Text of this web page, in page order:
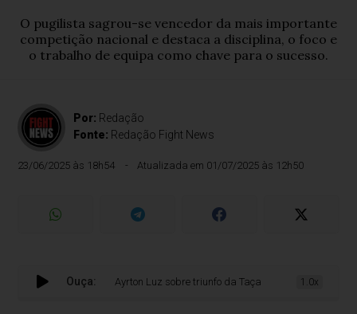
O pugilista sagrou-se vencedor da mais importante
competição nacional e destaca a disciplina, o foco e
o trabalho de equipa como chave para o sucesso.
Por: Redação
Fonte: Redação Fight News
23/06/2025 às 18h54 Atualizada em 01/07/2025 às 12h50
Ouça:Ayrton Luz sobre triunfo da Taça de Portugal 2025: “Foi
1.0x